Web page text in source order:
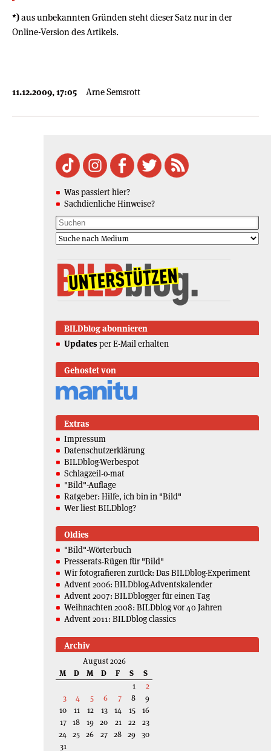
*)aus unbekannten Gründen steht dieser Satz nur in der
Online-Version des Artikels.
11.12.2009, 17:05 Arne Semsrott
Was passiert hier?
Sachdienliche Hinweise?
BILDblog abonnieren
Updates per E-Mail erhalten
Gehostet von
Extras
Impressum
Datenschutzerklärung
BILDblog-Werbespot
Schlagzeil-o-mat
"Bild"-Auflage
Ratgeber: Hilfe, ich bin in "Bild"
Wer liest BILDblog?
Oldies
"Bild"-Wörterbuch
Presserats-Rügen für "Bild"
Wir fotografieren zurück: Das BILDblog-Experiment
Advent 2006: BILDblog-Adventskalender
Advent 2007: BILDblogger für einen Tag
Weihnachten 2008: BILDblog vor 40 Jahren
Advent 2011: BILDblog classics
Archiv
August 2026
M
D M D F S
S
1
2
3
4 5 6 7 8
9
10
11 12 13 14 15
16
17 18 19 20 21 22
23
24 25 26 27 28 29 30
31